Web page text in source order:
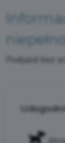
Podjazd bez